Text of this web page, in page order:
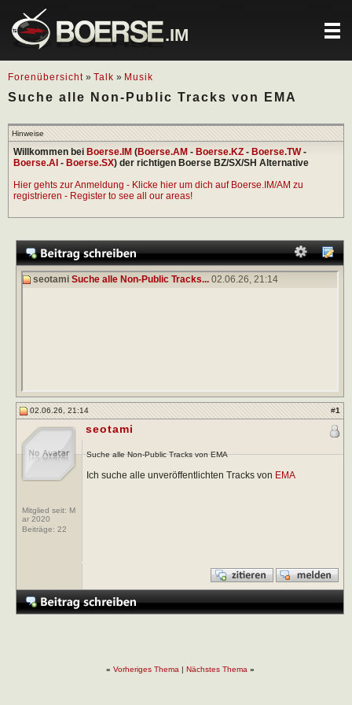
.IM
Forenübersicht » Talk » Musik
Suche alle Non-Public Tracks von EMA
Hinweise
Willkommen bei Boerse.IM (Boerse.AM - Boerse.KZ - Boerse.TW-
Boerse.AI - Boerse.SX) der richtigen Boerse BZ/SX/SH Alternative
Hier gehts zur Anmeldung - Klicke hier um dich auf Boerse.IM/AM zu
registrieren - Register to see all our areas!
seotami Suche alle Non-Public Tracks... 02.06.26, 21:14
02.06.26, 21:14 #1
Mitglied seit: M
ar 2020
Beiträge: 22
seotami
Suche alle Non-Public Tracks von EMA
Ich suche alle unveröffentlichten Tracks von EMA
« Vorheriges Thema | Nächstes Thema »